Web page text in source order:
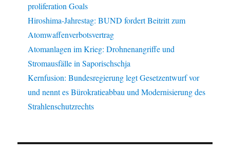
proliferation Goals
Hiroshima-Jahrestag: BUND fordert Beitritt zum
Atomwaffenverbotsvertrag
Atomanlagen im Krieg: Drohnenangriffe und
Stromausfälle in Saporischschja
Kernfusion: Bundesregierung legt Gesetzentwurf vor
und nennt es Bürokratieabbau und Modernisierung des
Strahlenschutzrechts